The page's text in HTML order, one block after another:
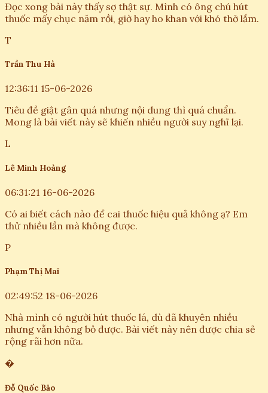
Đọc xong bài này thấy sợ thật sự. Mình có ông chú hút
thuốc mấy chục năm rồi, giờ hay ho khan với khó thở lắm.
T
Trần Thu Hà
12:36:11 15-06-2026
Tiêu đề giật gân quá nhưng nội dung thì quá chuẩn.
Mong là bài viết này sẽ khiến nhiều người suy nghĩ lại.
L
Lê Minh Hoàng
06:31:21 16-06-2026
Có ai biết cách nào để cai thuốc hiệu quả không ạ? Em
thử nhiều lần mà không được.
P
Phạm Thị Mai
02:49:52 18-06-2026
Nhà mình có người hút thuốc lá, dù đã khuyên nhiều
nhưng vẫn không bỏ được. Bài viết này nên được chia sẻ
rộng rãi hơn nữa.
�
Đỗ Quốc Bảo